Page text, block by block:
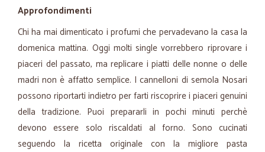
Approfondimenti
Chi ha mai dimenticato i profumi che pervadevano la casa la
domenica mattina. Oggi molti single vorrebbero riprovare i
piaceri del passato, ma replicare i piatti delle nonne o delle
madri non è affatto semplice. I cannelloni di semola Nosari
possono riportarti indietro per farti riscoprire i piaceri genuini
della tradizione. Puoi prepararli in pochi minuti perchè
devono essere solo riscaldati al forno. Sono cucinati
seguendo la ricetta originale con la migliore pasta